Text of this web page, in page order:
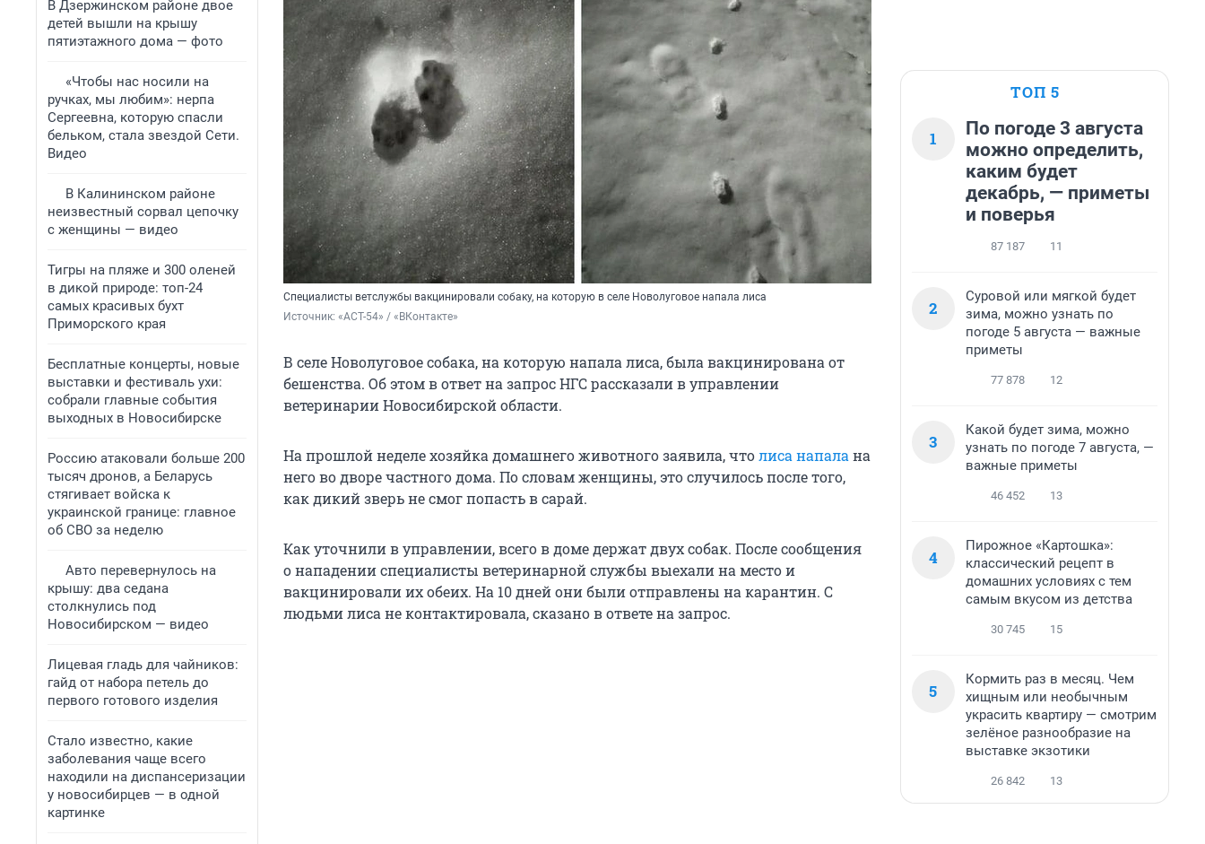
В Дзержинском районе двое
детей вышли на крышу
пятиэтажного дома — фото
«Чтобы нас носили на
ручках, мы любим»: нерпа
Сергеевна, которую спасли
бельком, стала звездой Сети.
Видео
В Калининском районе
неизвестный сорвал цепочку
с женщины — видео
Тигры на пляже и 300 оленей
в дикой природе: топ-24
самых красивых бухт
Приморского края
Бесплатные концерты, новые
выставки и фестиваль ухи:
собрали главные события
выходных в Новосибирске
Россию атаковали больше 200
тысяч дронов, а Беларусь
стягивает войска к
украинской границе: главное
об СВО за неделю
Авто перевернулось на
крышу: два седана
столкнулись под
Новосибирском — видео
Лицевая гладь для чайников:
гайд от набора петель до
первого готового изделия
Стало известно, какие
заболевания чаще всего
находили на диспансеризации
у новосибирцев — в одной
картинке
Специалисты ветслужбы вакцинировали собаку, на которую в селе Новолуговое напала лиса
Источник: «АСТ-54» / «ВКонтакте»
В селе Новолуговое собака, на которую напала лиса, была вакцинирована от
бешенства. Об этом в ответ на запрос НГС рассказали в управлении
ветеринарии Новосибирской области.
На прошлой неделе хозяйка домашнего животного заявила, чтолиса напала на
него во дворе частного дома. По словам женщины, это случилось после того,
как дикий зверь не смог попасть в сарай.
Как уточнили в управлении, всего в доме держат двух собак. После сообщения
о нападении специалисты ветеринарной службы выехали на место и
вакцинировали их обеих. На 10 дней они были отправлены на карантин. С
людьми лиса не контактировала, сказано в ответе на запрос.
ТОП 5
1
По погоде 3 августа
можно определить,
каким будет
декабрь, — приметы
и поверья
87 187 11
2
Суровой или мягкой будет
зима, можно узнать по
погоде 5 августа — важные
приметы
77 878 12
3
Какой будет зима, можно
узнать по погоде 7 августа, —
важные приметы
46 452 13
4
Пирожное «Картошка»:
классический рецепт в
домашних условиях с тем
самым вкусом из детства
30 745 15
5
Кормить раз в месяц. Чем
хищным или необычным
украсить квартиру — смотрим
зелёное разнообразие на
выставке экзотики
26 842 13